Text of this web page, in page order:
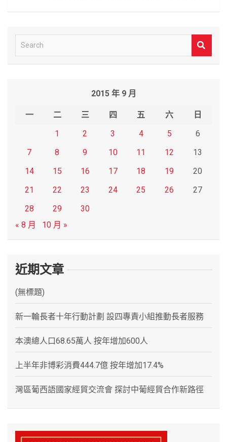
e
2015 年 9 月
一 二 三 四 五 六
日
1
2 3 4 5
6
7
8 9 10 11 12
13
14
15 16 17 18 19
20
21
22 23 24 25 26
27
28
29
30
« 8 月
10 月 »
近期文章
(無標題)
新一輪長者十年行動計劃 設四專責小組推動長者服務
本澳總人口68.65萬人 按年增加600人
上半年非博彩消費444.7億 按年增加17.4%
灣區葡西語國家經貿交流會 探討中葡經貿合作新路徑